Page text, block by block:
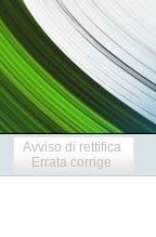
Avviso di rettifica
Errata corrige